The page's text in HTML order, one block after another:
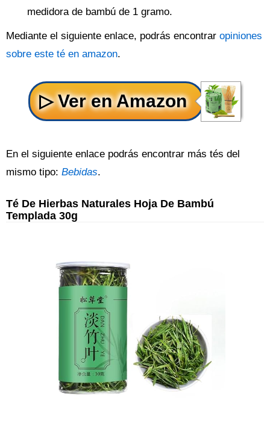
medidora de bambú de 1 gramo.
Mediante el siguiente enlace, podrás encontrar opiniones
sobre este té en amazon.
En el siguiente enlace podrás encontrar más tés del
mismo tipo: Bebidas.
Té De Hierbas Naturales Hoja De Bambú
Templada 30g